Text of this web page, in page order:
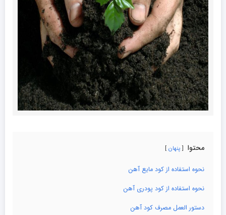
محتوا پنهان
نحوه استفاده از کود مایع آهن
نحوه استفاده از کود پودری آهن
دستور العمل مصرف کود آهن